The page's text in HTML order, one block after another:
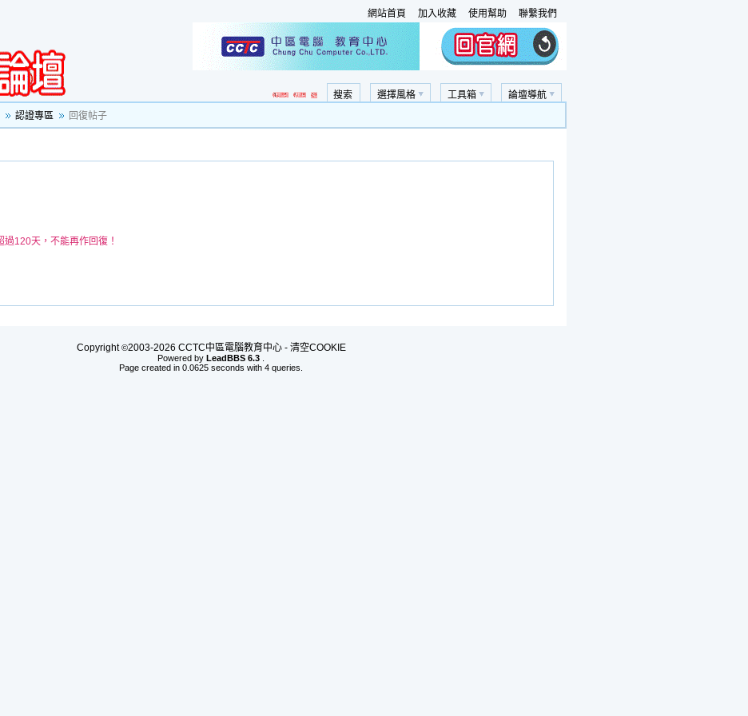
網站首頁 加入收藏 使用幫助 聯繫我們
論壇導航
工具箱
選擇風格
搜索
認證專區 回復帖子
120天，不能再作回復！
Copyright©2003-2026 CCTC中區電腦教育中心 - 清空COOKIE
Powered by LeadBBS 6.3
Page created in 0.0625 seconds with 4 queries.